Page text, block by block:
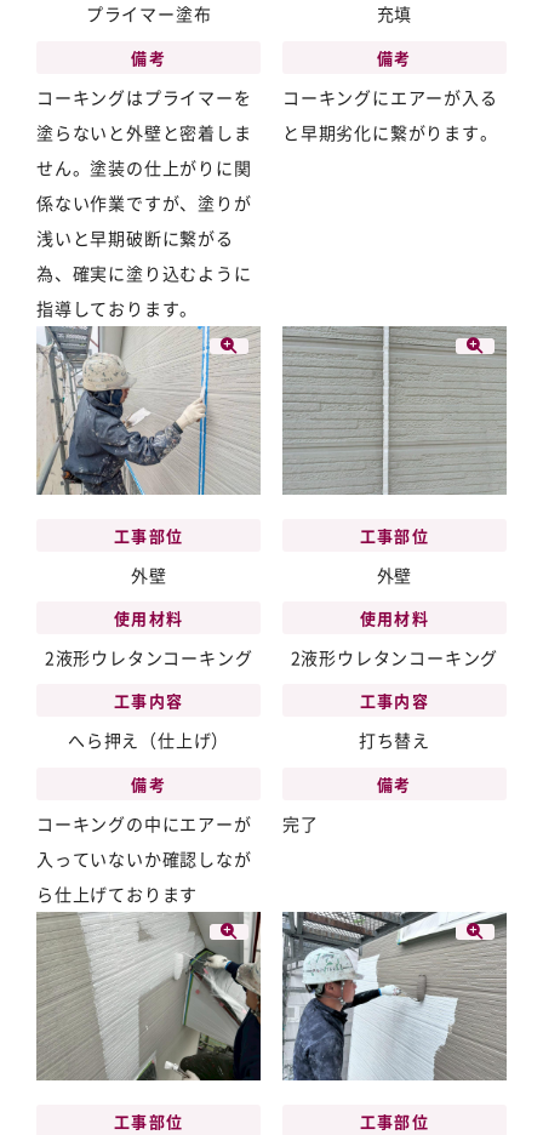
プライマー塗布
備考
コーキングはプライマーを
塗らないと外壁と密着しま
せん。塗装の仕上がりに関
係ない作業ですが、塗りが
浅いと早期破断に繋がる
為、確実に塗り込むように
指導しております。
充填
備考
コーキングにエアーが入る
と早期劣化に繋がります。
工事部位
外壁
使用材料
2液形ウレタンコーキング
工事内容
へら押え（仕上げ）
備考
コーキングの中にエアーが
入っていないか確認しなが
ら仕上げております
工事部位
外壁
使用材料
2液形ウレタンコーキング
工事内容
打ち替え
備考
完了
工事部位 工事部位